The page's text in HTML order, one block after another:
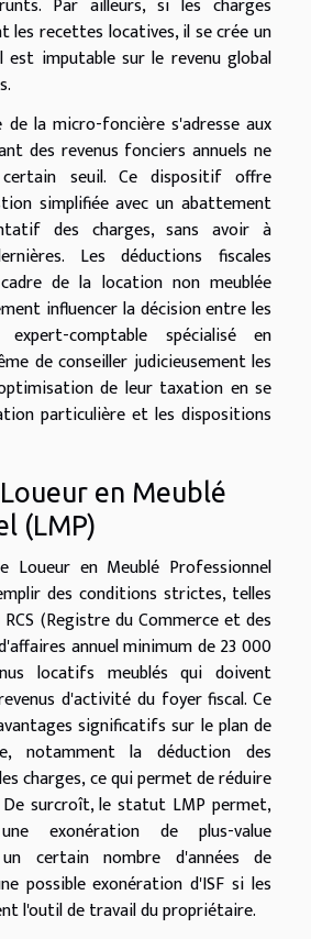
Par ailleurs, si les charges
les recettes locatives, il se crée un
est imputable sur le revenu global
de la micro-foncière s'adresse aux
des revenus fonciers annuels ne
seuil. Ce dispositif offre
simplifiée avec un abattement
des charges, sans avoir à
Les déductions fiscales
de la location non meublée
influencer la décision entre les
comptable spécialisé en
de conseiller judicieusement les
de leur taxation en se
particulière et les dispositions
en Meublé
(LMP)
en Meublé Professionnel
des conditions strictes, telles
(Registre du Commerce et des
annuel minimum de 23 000
locatifs meublés qui doivent
d'activité du foyer fiscal. Ce
significatifs sur le plan de
notamment la déduction des
charges, ce qui permet de réduire
De surcroît, le statut LMP permet,
exonération de plus-value
certain nombre d'années de
possible exonération d'ISF si les
l'outil de travail du propriétaire.